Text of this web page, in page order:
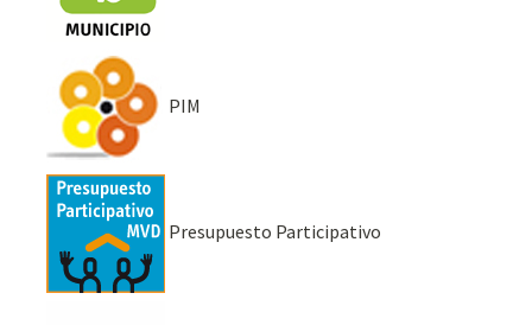
PIM
Presupuesto Participativo